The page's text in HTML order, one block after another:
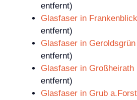
entfernt)
Glasfaser in Frankenblick
entfernt)
Glasfaser in Geroldsgrün
entfernt)
Glasfaser in Großheirath
entfernt)
Glasfaser in Grub a.Forst